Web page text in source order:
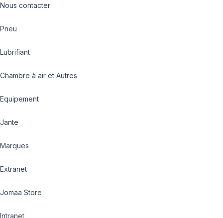
Nous contacter
Pneu
Lubrifiant
Chambre à air et Autres
Equipement
Jante
Marques
Extranet
Jomaa Store
Intranet